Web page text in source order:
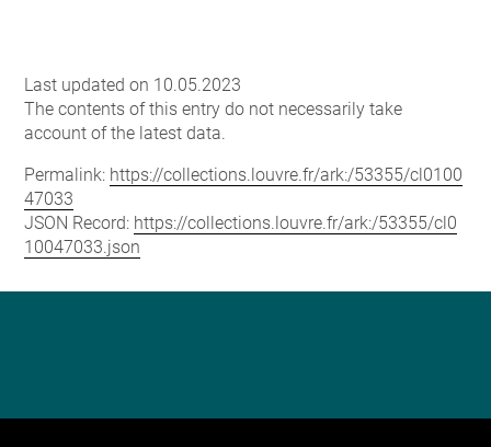
Last updated on 10.05.2023
The contents of this entry do not necessarily take
account of the latest data.
Permalink: https://collections.louvre.fr/ark:/53355/cl0100
47033
JSON Record: https://collections.louvre.fr/ark:/53355/cl0
10047033.json